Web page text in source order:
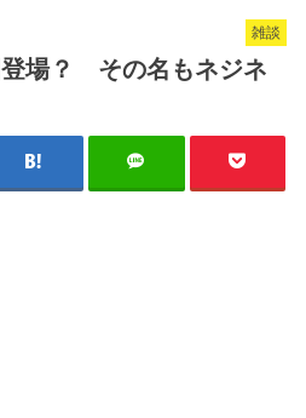
雑談
登場？ その名もネジネ